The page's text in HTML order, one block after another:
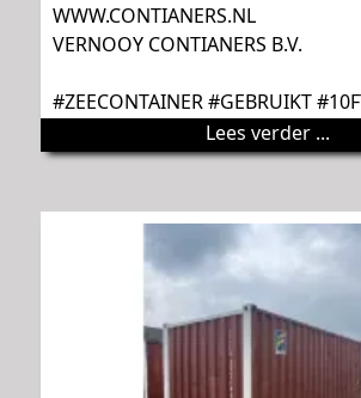
WWW.CONTIANERS.NL
VERNOOY CONTIANERS B.V.
#ZEECONTAINER #GEBRUIKT
Lees verder ...